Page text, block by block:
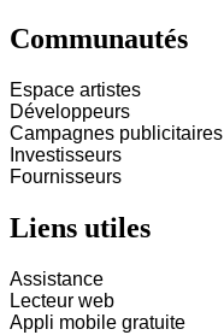
Communautés
Espace artistes
Développeurs
Campagnes publicitaires
Investisseurs
Fournisseurs
Liens utiles
Assistance
Lecteur web
Appli mobile gratuite